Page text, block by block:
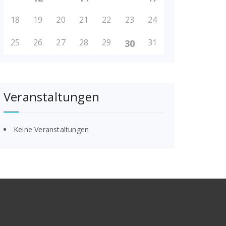
18 19 20 21 22 23 24
25 26 27 28 29 30 31
Veranstaltungen
Keine Veranstaltungen